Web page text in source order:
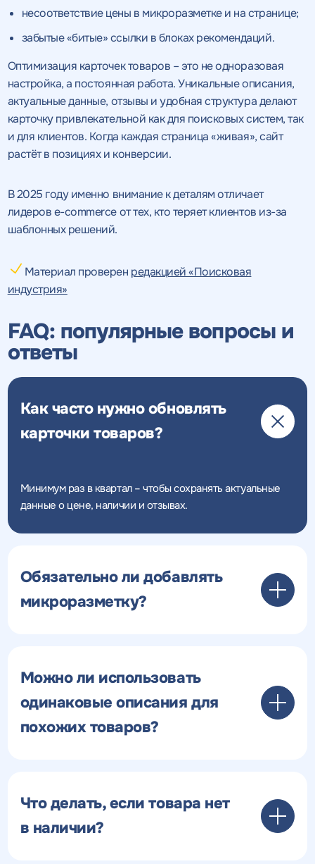
несоответствие цены в микроразметке и на странице;
забытые «битые» ссылки в блоках рекомендаций.
Оптимизация карточек товаров – это не одноразовая
настройка, а постоянная работа. Уникальные описания,
актуальные данные, отзывы и удобная структура делают
карточку привлекательной как для поисковых систем, так
и для клиентов. Когда каждая страница «живая», сайт
растёт в позициях и конверсии.
В 2025 году именно внимание к деталям отличает
лидеров e-commerce от тех, кто теряет клиентов из-за
шаблонных решений.
Материал проверен редакцией «Поисковая
индустрия»
FAQ: популярные вопросы и
ответы
Как часто нужно обновлять
карточки товаров?
Минимум раз в квартал – чтобы сохранять актуальные
данные о цене, наличии и отзывах.
Обязательно ли добавлять
микроразметку?
Можно ли использовать
одинаковые описания для
похожих товаров?
Что делать, если товара нет
в наличии?